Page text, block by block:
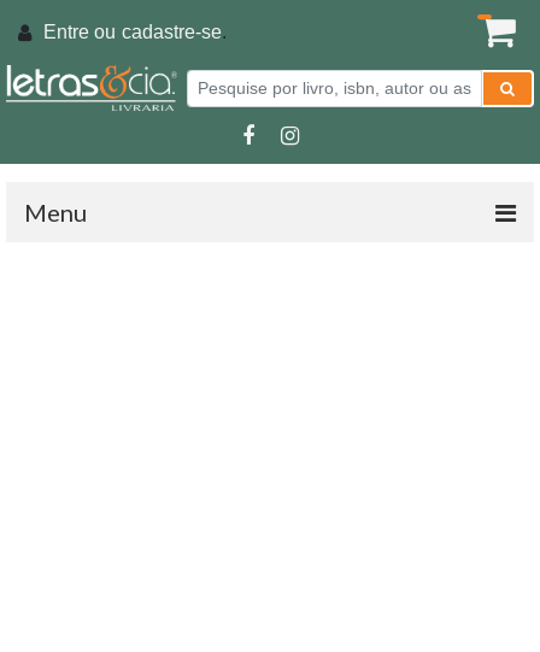
Entre ou cadastre-se.
Menu